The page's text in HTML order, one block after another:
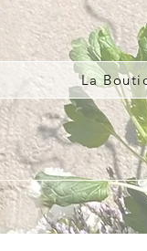
La